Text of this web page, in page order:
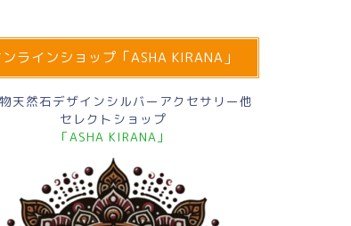
ラインショップ「ASHA KIRANA」
天然石デザインシルバーアクセサリー他
セレクトショップ
「ASHA KIRANA」